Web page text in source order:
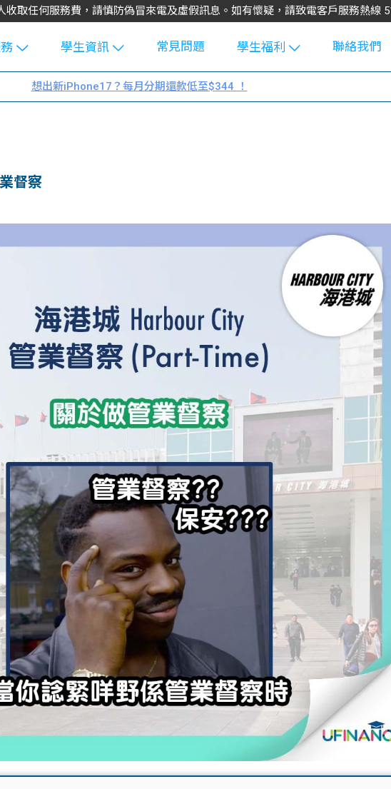
收取任何服務費，請慎防偽冒來電及虛假訊息。如有懷疑，請致電客戶服務熱線
費
學生資訊
Blog
大專生筍
學生貸款
101
常見問題
學生福利
uFinance 校
園贊助
聯絡我們
想出新iPhone17？每月分期還款低至$344 ！
督察